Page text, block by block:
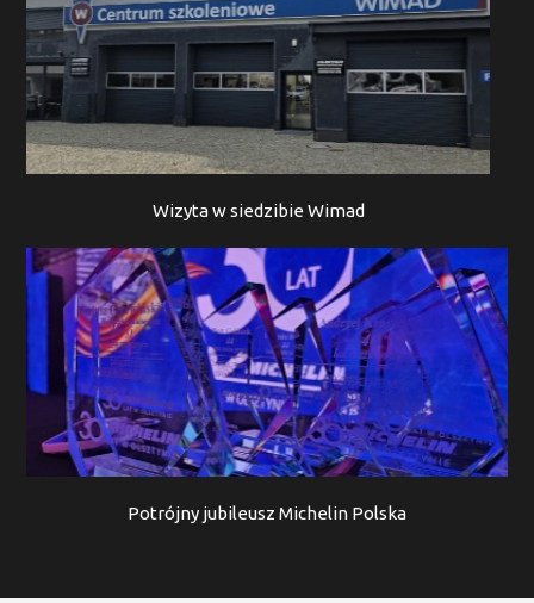
Wizyta w siedzibie Wimad
Potrójny jubileusz Michelin Polska